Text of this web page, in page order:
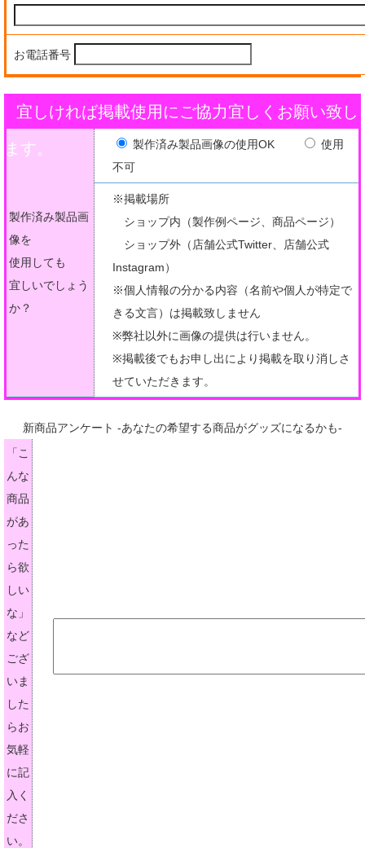
お電話番号
宜しければ掲載使用にご協力宜しくお願い致し
ます。
製作済み製品画
像を
使用しても
宜しいでしょう
か？
製作済み製品画像の使用OK
使用
不可
※掲載場所
ショップ内（製作例ページ、商品ページ）
ショップ外（店舗公式Twitter、店舗公式
Instagram）
※個人情報の分かる内容（名前や個人が特定で
きる文言）は掲載致しません
※弊社以外に画像の提供は行いません。
※掲載後でもお申し出により掲載を取り消しさ
せていただきます。
新商品アンケート -あなたの希望する商品がグッズになるかも-
「こ
んな
商品
があ
った
ら欲
しい
な」
など
ござ
いま
した
らお
気軽
に記
入く
ださ
い。